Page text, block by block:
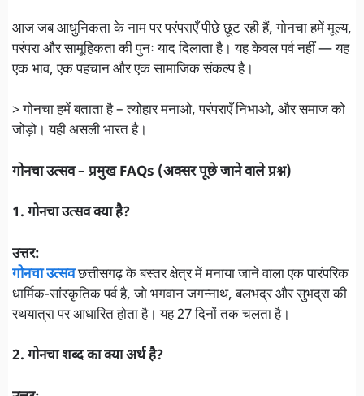
आज जब आधुनिकता के नाम पर परंपराएँ पीछे छूट रही हैं, गोनचा हमें मूल्य,
परंपरा और सामूहिकता की पुनः याद दिलाता है। यह केवल पर्व नहीं — यह
एक भाव, एक पहचान और एक सामाजिक संकल्प है।
> गोनचा हमें बताता है – त्योहार मनाओ, परंपराएँ निभाओ, और समाज को
जोड़ो। यही असली भारत है।
गोनचा उत्सव – प्रमुख FAQs (अक्सर पूछे जाने वाले प्रश्न)
1. गोनचा उत्सव क्या है?
उत्तर:
गोनचा उत्सवछत्तीसगढ़ के बस्तर क्षेत्र में मनाया जाने वाला एक पारंपरिक
धार्मिक-सांस्कृतिक पर्व है, जो भगवान जगन्नाथ, बलभद्र और सुभद्रा की
रथयात्रा पर आधारित होता है। यह 27 दिनों तक चलता है।
2. गोनचा शब्द का क्या अर्थ है?